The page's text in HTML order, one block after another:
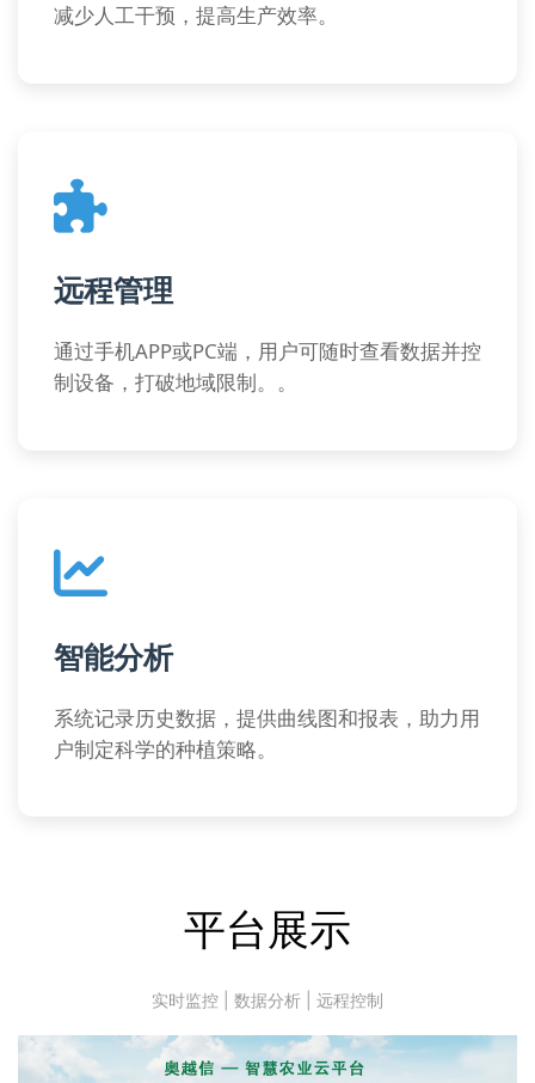
减少人工干预，提高生产效率。
远程管理
通过手机APP或PC端，用户可随时查看数据并控
制设备，打破地域限制。。
智能分析
系统记录历史数据，提供曲线图和报表，助力用
户制定科学的种植策略。
平台展示
实时监控 | 数据分析 | 远程控制